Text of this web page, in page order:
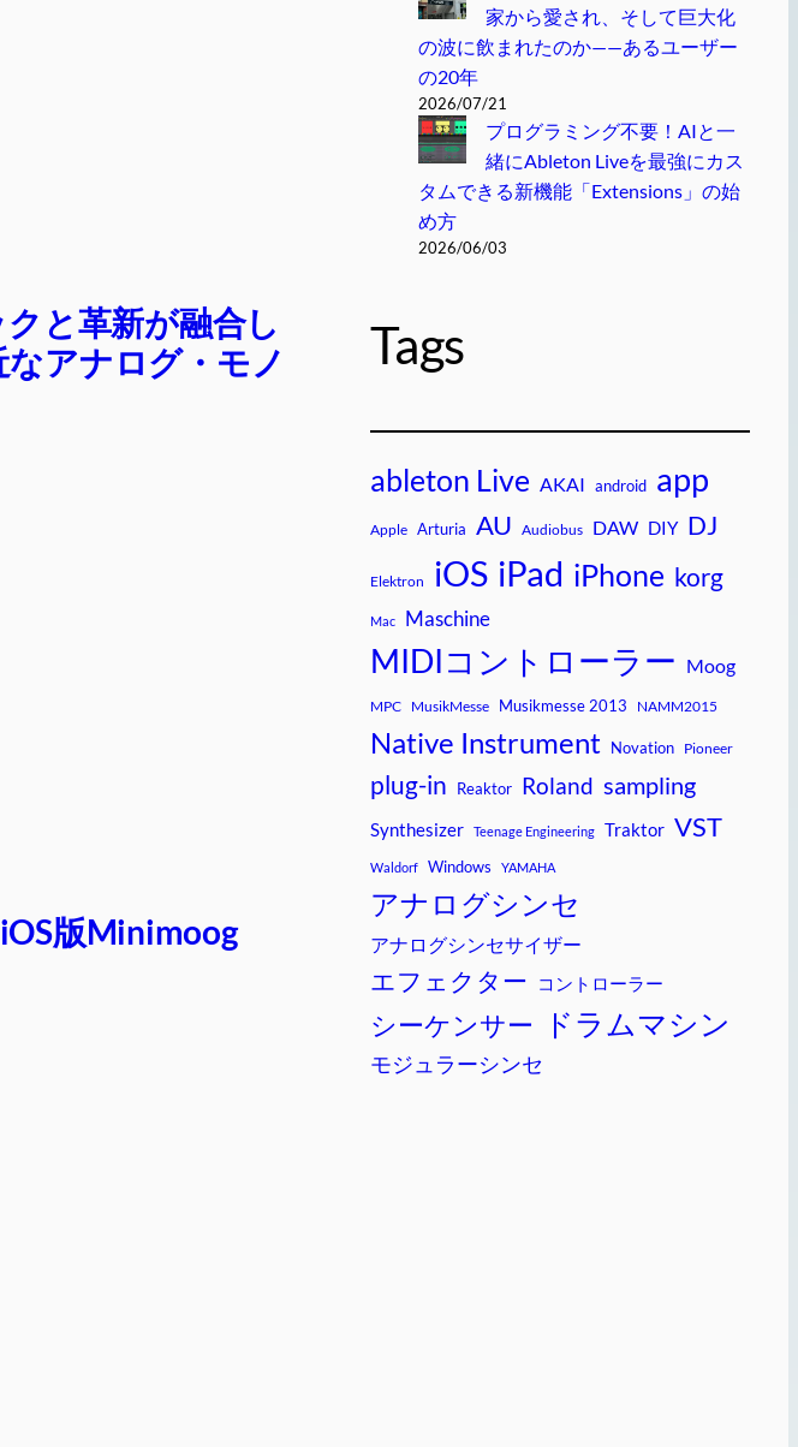
と革新が融合し
アナログ・モノ
版Minimoog
家から愛され、そして巨大化
の波に飲まれたのか——あるユーザー
の20年
2026/07/21
プログラミング不要！AIと一
緒にAbleton Liveを最強にカス
タムできる新機能「Extensions」の始
め方
2026/06/03
Tags
ableton Live AKAI android app
Apple Arturia AU Audiobus DAW DIY DJ
Elektron iOS iPad iPhone korg
Mac Maschine
MIDIコントローラー Moog
MPC MusikMesse Musikmesse 2013 NAMM2015
Native Instrument Novation Pioneer
plug-in Reaktor Roland sampling
Synthesizer Teenage Engineering Traktor VST
Waldorf Windows YAMAHA
アナログシンセ
アナログシンセサイザー
エフェクター コントローラー
シーケンサー ドラムマシン
モジュラーシンセ